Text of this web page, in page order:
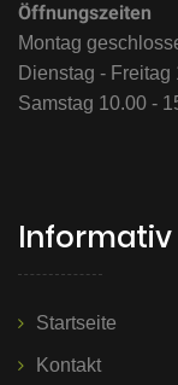
Öffnungszeiten
Montag
Dienstag -
Samstag 10.00 -
Informativ
Startseite
Kontakt